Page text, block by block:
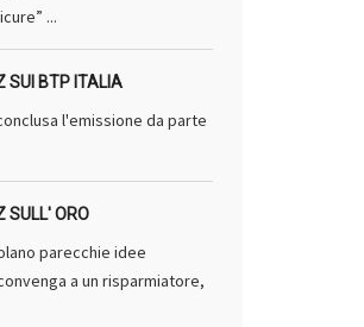
...
SUI BTP ITALIA
l'emissione da parte
SULL' ORO
parecchie idee
a un risparmiatore,